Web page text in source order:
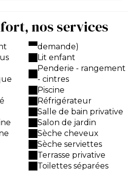
nos services
demande)
Lit enfant
Penderie - rangement
- cintres
Piscine
Réfrigérateur
Salle de bain privative
Salon de jardin
Sèche cheveux
Sèche serviettes
Terrasse privative
Toilettes séparées